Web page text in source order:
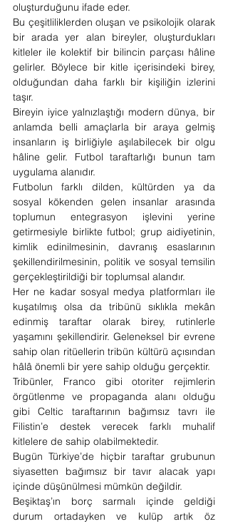
oluşturduğunu ifade eder.
Bu çeşitliliklerden oluşan ve psikolojik olarak
bir arada yer alan bireyler, oluşturdukları
kitleler ile kolektif bir bilincin parçası hâline
gelirler. Böylece bir kitle içerisindeki birey,
olduğundan daha farklı bir kişiliğin izlerini
taşır.
Bireyin iyice yalnızlaştığı modern dünya, bir
anlamda belli amaçlarla bir araya gelmiş
insanların iş birliğiyle aşılabilecek bir olgu
hâline gelir. Futbol taraftarlığı bunun tam
uygulama alanıdır.
Futbolun farklı dilden, kültürden ya da
sosyal kökenden gelen insanlar arasında
toplumun entegrasyon işlevini yerine
getirmesiyle birlikte futbol; grup aidiyetinin,
kimlik edinilmesinin, davranış esaslarının
şekillendirilmesinin, politik ve sosyal temsilin
gerçekleştirildiği bir toplumsal alandır.
Her ne kadar sosyal medya platformları ile
kuşatılmış olsa da tribünü sıklıkla mekân
edinmiş taraftar olarak birey, rutinlerle
yaşamını şekillendirir. Geleneksel bir evrene
sahip olan ritüellerin tribün kültürü açısından
hâlâ önemli bir yere sahip olduğu gerçektir.
Tribünler, Franco gibi otoriter rejimlerin
örgütlenme ve propaganda alanı olduğu
gibi Celtic taraftarının bağımsız tavrı ile
Filistin’e destek verecek farklı muhalif
kitlelere de sahip olabilmektedir.
Bugün Türkiye’de hiçbir taraftar grubunun
siyasetten bağımsız bir tavır alacak yapı
içinde düşünülmesi mümkün değildir.
Beşiktaş’ın borç sarmalı içinde geldiği
durum ortadayken ve kulüp artık öz